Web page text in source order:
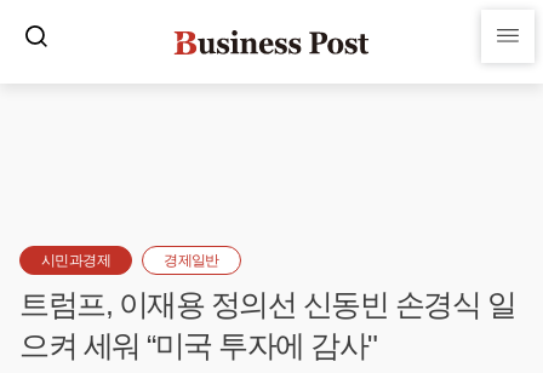
시민과경제 경제일반
트럼프, 이재용 정의선 신동빈 손경식 일
으켜 세워 “미국 투자에 감사"